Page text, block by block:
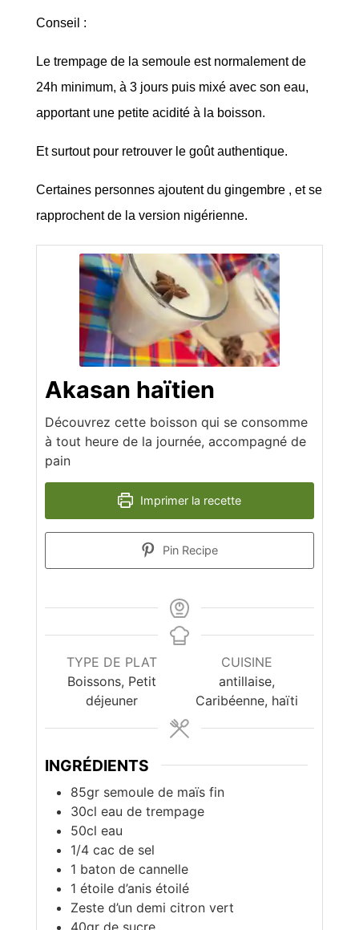
Conseil :
Le trempage de la semoule est normalement de
24h minimum, à 3 jours puis mixé avec son eau,
apportant une petite acidité à la boisson.
Et surtout pour retrouver le goût authentique.
Certaines personnes ajoutent du gingembre , et se
rapprochent de la version nigérienne.
Akasan haïtien
Découvrez cette boisson qui se consomme
à tout heure de la journée, accompagné de
pain
Imprimer la recette
Pin Recipe
TYPE DE PLAT
Boissons, Petit
déjeuner
CUISINE
antillaise,
Caribéenne, haïti
INGRÉDIENTS
85gr semoule de maïs fin
30cl eau de trempage
50cl eau
1/4 cac de sel
1 baton de cannelle
1 étoile d’anis étoilé
Zeste d’un demi citron vert